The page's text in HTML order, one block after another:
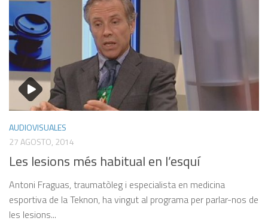
AUDIOVISUALES
27 AGOSTO, 2014
Les lesions més habitual en l’esquí
Antoni Fraguas, traumatòleg i especialista en medicina
esportiva de la Teknon, ha vingut al programa per parlar-nos de
les lesions...